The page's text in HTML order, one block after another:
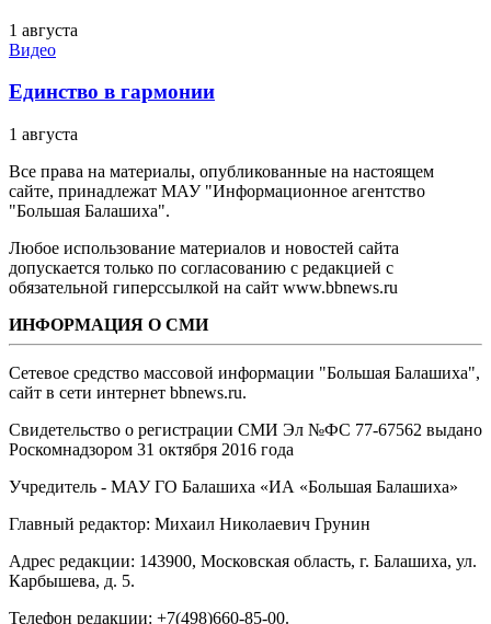
1 августа
Видео
Единство в гармонии
1 августа
Все права на материалы, опубликованные на настоящем
сайте, принадлежат МАУ "Информационное агентство
"Большая Балашиха".
Любое использование материалов и новостей сайта
допускается только по согласованию с редакцией с
обязательной гиперссылкой на сайт www.bbnews.ru
ИНФОРМАЦИЯ О СМИ
Сетевое средство массовой информации "Большая Балашиха",
сайт в сети интернет bbnews.ru.
Свидетельство о регистрации СМИ Эл №ФС ‎77-67562 выдано
Роскомнадзором 31 октября 2016 года
Учредитель - МАУ ГО Балашиха «ИА «Большая Балашиха»
Главный редактор: Михаил Николаевич Грунин
Адрес редакции: 143900, Московская область, г. Балашиха, ул.
Карбышева, д. 5.
Телефон редакции: +7(498)660-85-00.